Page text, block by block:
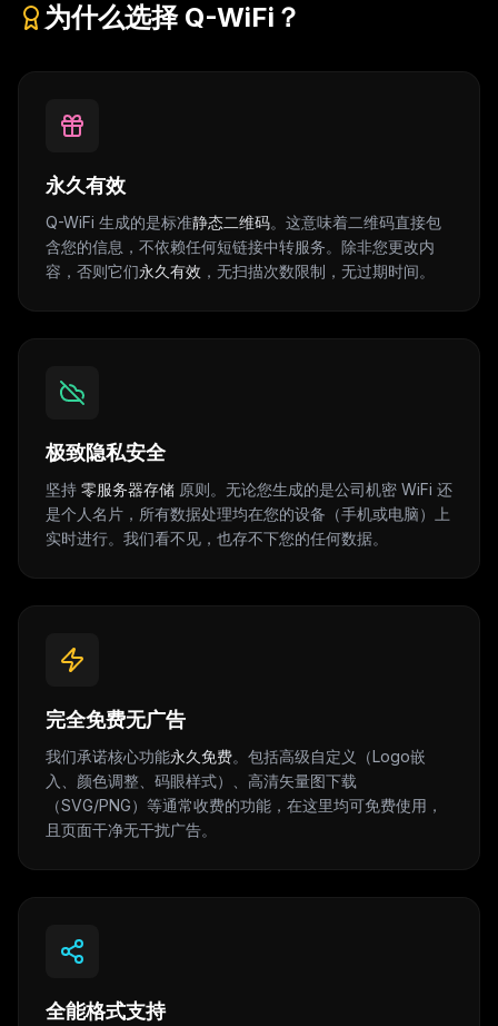
为什么选择 Q-WiFi？
永久有效
Q-WiFi 生成的是标准静态二维码。这意味着二维码直接包
含您的信息，不依赖任何短链接中转服务。除非您更改内
容，否则它们永久有效 ，无扫描次数限制，无过期时间。
极致隐私安全
坚持 零服务器存储 原则。无论您生成的是公司机密 WiFi 还
是个人名片，所有数据处理均在您的设备（手机或电脑）上
实时进行。我们看不见，也存不下您的任何数据。
完全免费无广告
我们承诺核心功能永久免费。包括高级自定义（Logo嵌
入、颜色调整、码眼样式）、高清矢量图下载
（SVG/PNG）等通常收费的功能，在这里均可免费使用，
且页面干净无干扰广告。
全能格式支持